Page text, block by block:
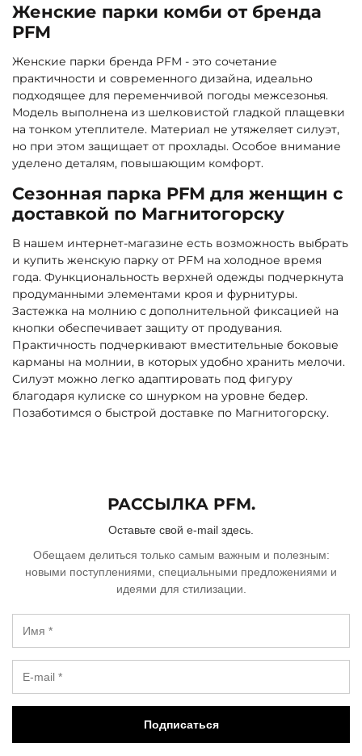
Женские парки комби от бренда
PFM
Женские парки бренда PFM - это сочетание
практичности и современного дизайна, идеально
подходящее для переменчивой погоды межсезонья.
Модель выполнена из шелковистой гладкой плащевки
на тонком утеплителе. Материал не утяжеляет силуэт,
но при этом защищает от прохлады. Особое внимание
уделено деталям, повышающим комфорт.
Сезонная парка PFM для женщин с
доставкой по Магнитогорску
В нашем интернет-магазине есть возможность выбрать
и купить женскую парку от PFM на холодное время
года. Функциональность верхней одежды подчеркнута
продуманными элементами кроя и фурнитуры.
Застежка на молнию с дополнительной фиксацией на
кнопки обеспечивает защиту от продувания.
Практичность подчеркивают вместительные боковые
карманы на молнии, в которых удобно хранить мелочи.
Силуэт можно легко адаптировать под фигуру
благодаря кулиске со шнурком на уровне бедер.
Позаботимся о быстрой доставке по Магнитогорску.
РАССЫЛКА PFM.
Оставьте свой e-mail здесь.
Обещаем делиться только самым важным и полезным:
новыми поступлениями, специальными предложениями и
идеями для стилизации.
Подписаться